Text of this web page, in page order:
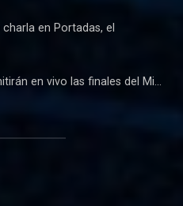
en Portadas, el
en vivo las finales del Mi...